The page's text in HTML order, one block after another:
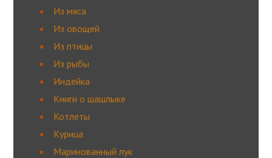
Из мяса
Из овощей
Из птицы
Из рыбы
Индейка
Книги о шашлыке
Котлеты
Курица
Маринованный лук